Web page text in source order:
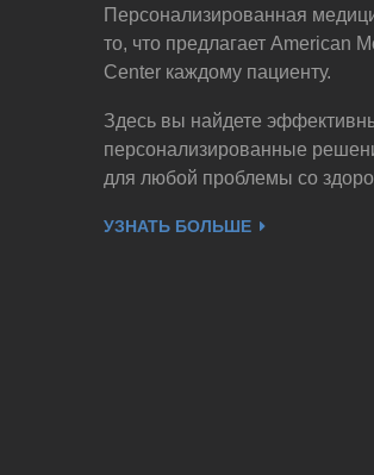
Персонализированная
то, что предлагает American
Center каждому пациенту.
Здесь вы найдете
персонализированные
для любой проблемы со
УЗНАТЬ БОЛЬШЕ